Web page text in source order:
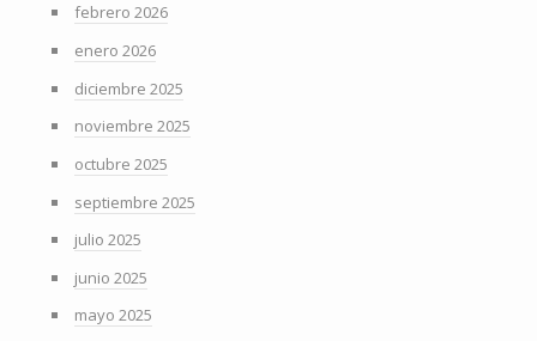
febrero 2026
enero 2026
diciembre 2025
noviembre 2025
octubre 2025
septiembre 2025
julio 2025
junio 2025
mayo 2025